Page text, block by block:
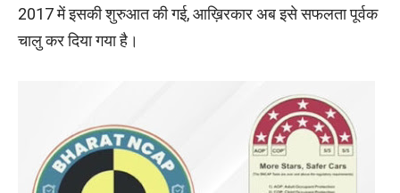
2017 में इसकी शुरुआत की गई, आख़िरकार अब इसे सफलता पूर्वक
चालु कर दिया गया है।